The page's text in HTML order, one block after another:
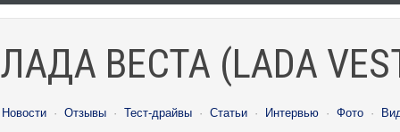
ЛАДА ВЕСТА (LADA
Новости · Отзывы · Тест-драйвы · Статьи · Интервью · Фото ·